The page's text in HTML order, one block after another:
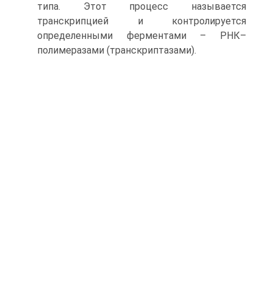
типа. Этот процесс называется
транскрипцией и контролируется
определенными ферментами – РНК–
полимеразами (транскриптазами).